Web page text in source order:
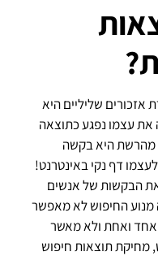
אזכורים שליליים היא
את עצמו נפגע כתוצאה
מהרשת היא בקשה
דף נקי באינטרנט!
הבקשות של אנשים
מנוע החיפוש לא מאפשר
אחד ואחת ולא מאשר
תוצאות חיפוש